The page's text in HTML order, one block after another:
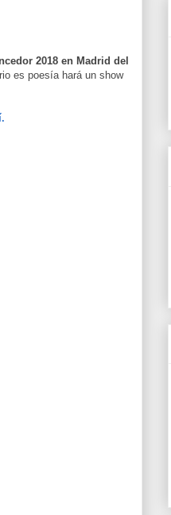
2018 en Madrid del
es poesía hará un show